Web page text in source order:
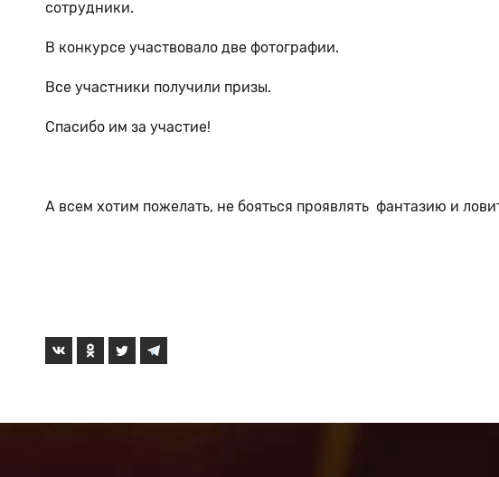
сотрудники.
В конкурсе участвовало две фотографии.
Все участники получили призы.
Спасибо им за участие!
А всем хотим пожелать, не бояться проявлять фантазию и